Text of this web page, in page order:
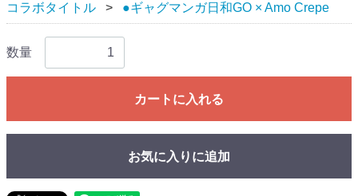
コラボタイトル
●ギャグマンガ日和GO × Amo Crepe
数量
カートに入れる
お気に入りに追加